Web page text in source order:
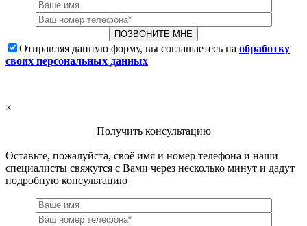
Отправляя данную форму, вы соглашаетесь на обработку
своих персональных данных
×
Получить консультацию
Оставьте, пожалуйста, своё имя и номер телефона и наши
специалисты свяжутся с Вами через несколько минут и дадут
подробную консультацию